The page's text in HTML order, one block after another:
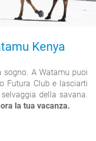
Kenya
sogno. A Watamu puoi
Futura Club e lasciarti
della savana.
la tua vacanza.